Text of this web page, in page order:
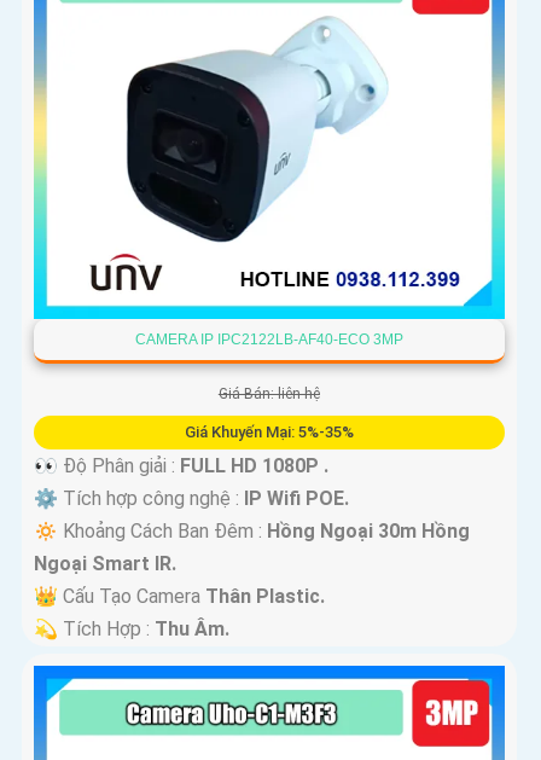
CAMERA IP IPC2122LB-AF40-ECO 3MP
Giá Bán: liên hệ
Giá Khuyến Mại: 5%-35%
️
👀 Độ Phân giải : FULL HD 1080P .
⚙ Tích hợp công nghệ : IP Wifi POE.
🔅 Khoảng Cách Ban Đêm : Hồng Ngoại 30m Hồng
Ngoại Smart IR.
👑 Cấu Tạo Camera Thân Plastic.
️💫 Tích Hợp : Thu Âm.